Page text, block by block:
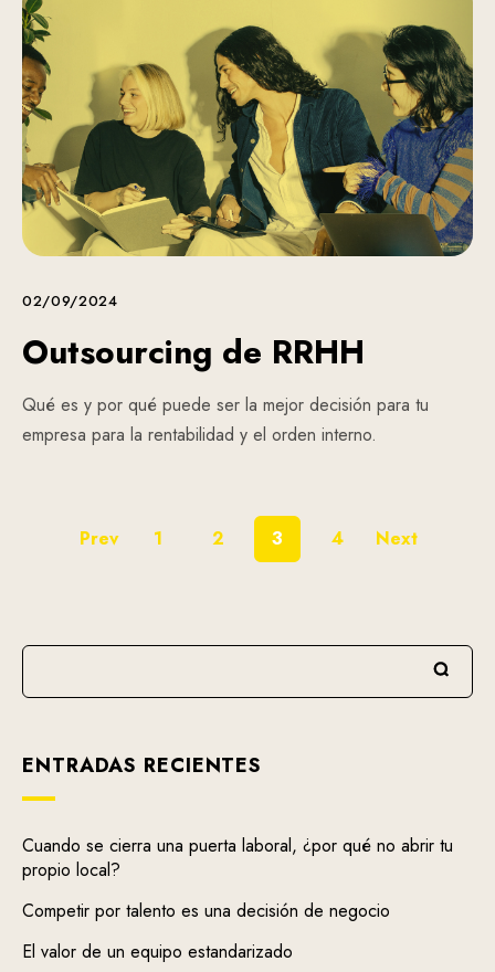
02/09/2024
Outsourcing de RRHH
Qué es y por qué puede ser la mejor decisión para tu
empresa para la rentabilidad y el orden interno.
Prev 1 2 3 4 Next
ENTRADAS RECIENTES
Cuando se cierra una puerta laboral, ¿por qué no abrir tu
propio local?
Competir por talento es una decisión de negocio
El valor de un equipo estandarizado